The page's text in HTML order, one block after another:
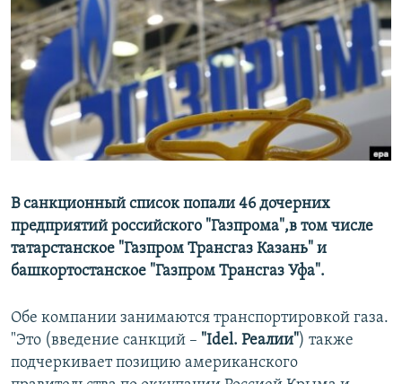
РАСПИСАНИЕ ВЕЩАНИЯ
ПОДПИШИТЕСЬ НА РАССЫЛКУ
СОЦИАЛЬНЫЕ СЕТИ
Все сайты РСЕ/РС
В санкционный список попали 46 дочерних
предприятий российского "Газпрома",в том числе
татарстанское "Газпром Трансгаз Казань" и
башкортостанское "Газпром Трансгаз Уфа".
Обе компании занимаются транспортировкой газа.
"Это (введение санкций – "Idel. Реалии") также
подчеркивает позицию американского